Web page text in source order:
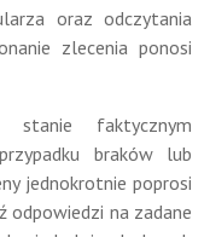
oraz odczytania
zlecenia ponosi
stanie faktycznym
braków lub
jednokrotnie poprosi
odpowiedzi na zadane